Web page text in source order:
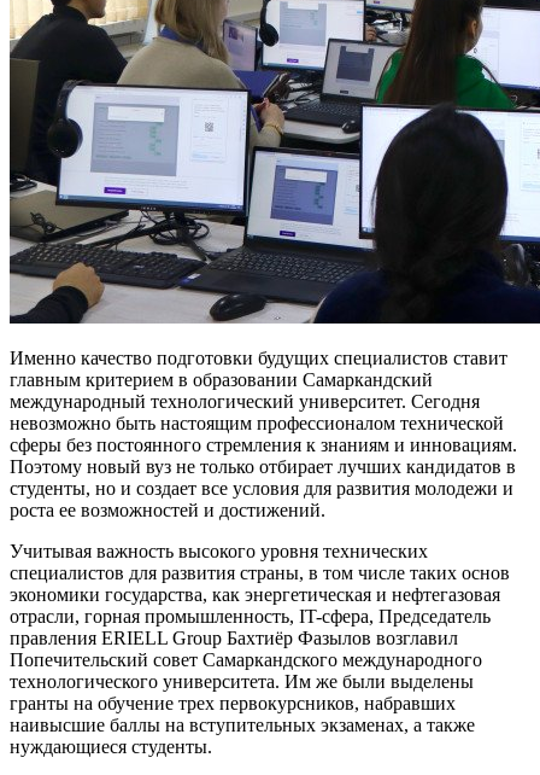
Именно качество подготовки будущих специалистов ставит
главным критерием в образовании Самаркандский
международный технологический университет. Сегодня
невозможно быть настоящим профессионалом технической
сферы без постоянного стремления к знаниям и инновациям.
Поэтому новый вуз не только отбирает лучших кандидатов в
студенты, но и создает все условия для развития молодежи и
роста ее возможностей и достижений.
Учитывая важность высокого уровня технических
специалистов для развития страны, в том числе таких основ
экономики государства, как энергетическая и нефтегазовая
отрасли, горная промышленность, IT-сфера, Председатель
правления ERIELL Group Бахтиёр Фазылов возглавил
Попечительский совет Самаркандского международного
технологического университета. Им же были выделены
гранты на обучение трех первокурсников, набравших
наивысшие баллы на вступительных экзаменах, а также
нуждающиеся студенты.